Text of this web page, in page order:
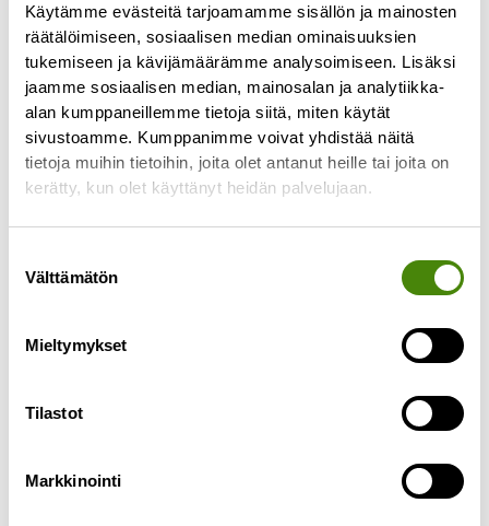
Käytämme evästeitä tarjoamamme sisällön ja mainosten
räätälöimiseen, sosiaalisen median ominaisuuksien
tukemiseen ja kävijämäärämme analysoimiseen. Lisäksi
jaamme sosiaalisen median, mainosalan ja analytiikka-
alan kumppaneillemme tietoja siitä, miten käytät
sivustoamme. Kumppanimme voivat yhdistää näitä
tietoja muihin tietoihin, joita olet antanut heille tai joita on
kerätty, kun olet käyttänyt heidän palvelujaan.
valinta
Välttämätön
Mieltymykset
Tilastot
Markkinointi
Jätekeskukselta tulevan
veden määrää rajoitettiin
viemäriverkkoon
16.4.2024
Ylivieskan kaupungilta tuli Vestialle pyyntö
perjantaina 12.4. rajoittaa jätekeskukselta